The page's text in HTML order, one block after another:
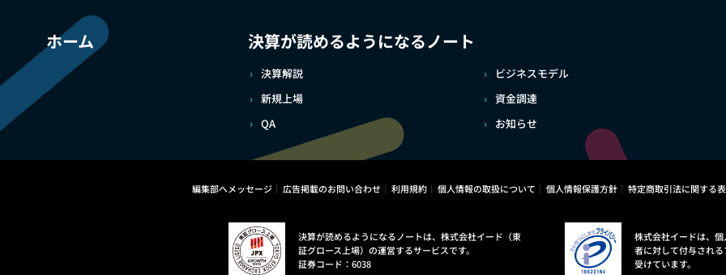
ホーム 決算が読めるようになるノート
決算解説
ビジネスモデル
新規上場
資金調達
QA
お知らせ
編集部へメッセージ 広告掲載のお問い合わせ 利用規約 個人情報の取扱について 個人情報保護方針 特定商取引法に関する
決算が読めるようになるノートは、株式会社イード（東
証グロース上場）の運営するサービスです。
証券コード：6038
株式会社イードは、
者に対して付与され
受けています。